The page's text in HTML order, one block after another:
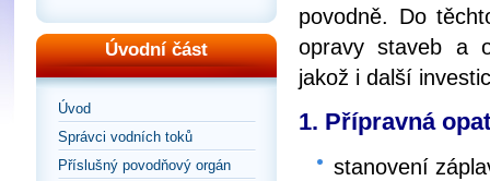
Úvodní část
Úvod
Správci vodních toků
Příslušný povodňový orgán
povodně. Do
opravy staveb a
jakož i další
1. Přípravná
stanovení